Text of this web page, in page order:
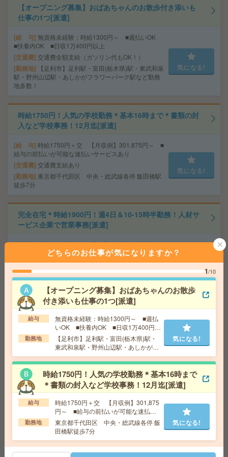
【オープニング募集】おばあちゃんのお散歩付き添いも
仕事の1つ[派遣]
給 与 無資格未経験：時給1300円～ ■週払いOK
■扶養内OK ■日収1万400円以上
交通費 交通費全額支給（ガソリン代もOK！）
勤務地
【足利市】足利駅・富田(栃木県)駅・東武和泉
駅・野州山辺駅・あしかがフラワーパーク駅など勤務
地多数！
気になる!
時給1750円！人気の学校勤務＊基本16時まで＊書類の封
入など学校事務！12月迄[派遣]
給 与 時給1750円＋交 【月収例】301,875円～ ■
給与の前払いが可能な速払いサービスあり
交通費 交通費支給あり
勤務地 東京都千代田区 中央・総武線各停 飯田橋駅
徒歩7分
気になる!
完全在宅＊時給1900円！週4日＆10-15時半勤務！人材サ
ービス企業で営業事務[派遣]
給 与 時給1900円～2100円＋交 ■給与の前払いが
可能な速払いサービスあり
交通費 交通費支給あり
勤務地 東京都千代田区 東京メトロ有楽町線 麹町駅
徒歩1分、東京メトロ半蔵門線 半蔵門駅徒歩5分
気になる!
小規模施設でおばあちゃんのお話相手など＊未経験OK[派
遣]
給 与 無資格の方：時給1500円～1875円 / 介護福祉
士：時給1800円～2250円 / 初任者以上：時給1600円
～2000円
交通費 全額支給
勤務地
【土浦市】土浦・荒川沖・神立など勤務地多
数！
気になる!
＼来社不要／単発1日OK＊お菓子の仕分け[派遣]
給 与 時給1,200円～1,625円
勤務地 【小山市】小山駅・間々田駅・思川駅など勤
どちらのお仕事が気になりますか？
1/10
【オープニング募集】おばあちゃんのお散歩
付き添いも仕事の1つ[派遣]
給与
無資格未経験：時給1300円～ ■週払
いOK ■扶養内OK ■日収1万400円以
上
勤務地
【足利市】足利駅・富田(栃木県)駅・
東武和泉駅・野州山辺駅・あしかがフ
ラワーパーク駅など勤務地多数！
気になる!
時給1750円！人気の学校勤務＊基本16時まで
＊書類の封入など学校事務！12月迄[派遣]
給与
時給1750円＋交 【月収例】301,875
円～ ■給与の前払いが可能な速払い
サービスあり
勤務地
東京都千代田区 中央・総武線各停 飯
田橋駅徒歩7分
気になる!